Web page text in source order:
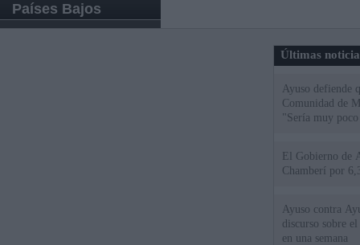
Países Bajos
Últimas
Ayuso defiende
Comunidad de
"Sería muy
El Gobierno de
Chamberí por
Ayuso contra
discurso sobre
en una semana